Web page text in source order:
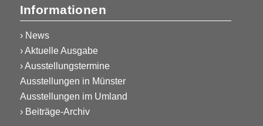
Informationen
› News
› Aktuelle Ausgabe
› Ausstellungstermine
Ausstellungen in Münster
Ausstellungen im Umland
› Beiträge-Archiv